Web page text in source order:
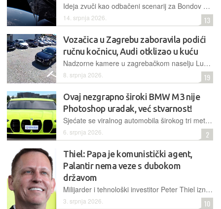
Ideja zvuči kao odbačeni scenarij za Bondov film: divovsko zrcalo bi noću reflektirao sunčevu svjetlost natrag na Zemlju. Što će umjetna sunca učiniti noćnom nebu, astronomiji i svemu što spava kad padne mrak, očito nije briga regulatora
14. srpnja 2026. 13
Vozačica u Zagrebu zaboravila podići
ručnu kočnicu, Audi otklizao u kuću
Nadzorne kamere u zagrebačkom naselju Lučko zabilježile su nesvakidašnji incident u kojem Audi, nakon što ga je vozačica ostavila bez ručne kočnice, nekontrolirano prešao cestu i udario u kuću
8. srpnja 2026. 19
Ovaj nezgrapno široki BMW M3 nije
Photoshop uradak, već stvarnost!
Sjećate se viralnog automobila širokog tri metra? Vratio se kao imitacija BMW-a M3 s četiri 'bubrega', ali ispod lima krije Volkswagenovu dušu i skromni 1,4-litreni motor
6. srpnja 2026. 2
Thiel: Papa je komunistički agent,
Palantir nema veze s dubokom
državom
Milijarder i tehnološki investitor Peter Thiel iznio je niz provokativnih upozorenja i predviđanja o budućnosti umjetne inteligencije i Zapada.
3. srpnja 2026. 10